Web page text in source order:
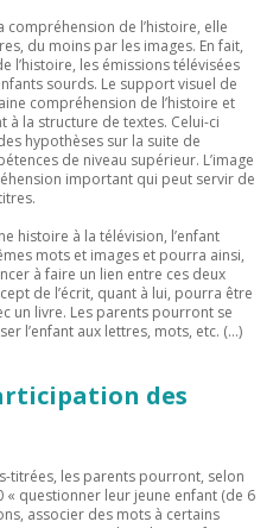
de l’histoire, elle
du moins par les images. En fait,
l’histoire, les émissions télévisées
sourds. Le support visuel de
compréhension de l’histoire et
à la structure de textes. Celui-ci
hypothèses sur la suite de
de niveau supérieur. L’image
important qui peut servir de
histoire à la télévision, l’enfant
mots et images et pourra ainsi,
à faire un lien entre ces deux
de l’écrit, quant à lui, pourra être
un livre. Les parents pourront se
l’enfant aux lettres, mots, etc. (…)
des
titrées, les parents pourront, selon
« questionner leur jeune enfant (de 6
associer des mots à certains